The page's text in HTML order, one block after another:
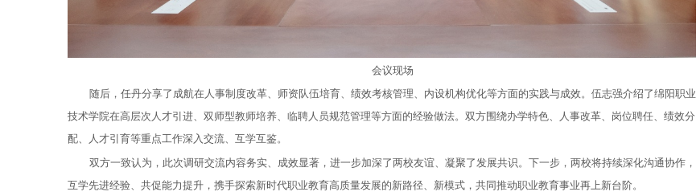
会议现场
随后， 任丹分享了成航在人事制度改革、师资队伍培育、绩效考核管理、内设机构优化等方面的实践与成效。 伍志强介绍了绵阳职业
技术学院在高层次人才引进、双师型教师培养、临聘人员规范管理等方面的经验做法。 双方围绕办学特色、人事改革、岗位聘任、绩效分
配、人才引育等重点工作深入交流、互学互鉴。
双方一致认为，此次调研交流内容务实、成效显著，进一步加深了两校友谊、凝聚了发展共识。下一步，两校将持续深化沟通协作，
互学先进经验、共促能力提升，携手探索新时代职业教育高质量发展的新路径、新模式，共同推动职业教育事业再上新台阶。